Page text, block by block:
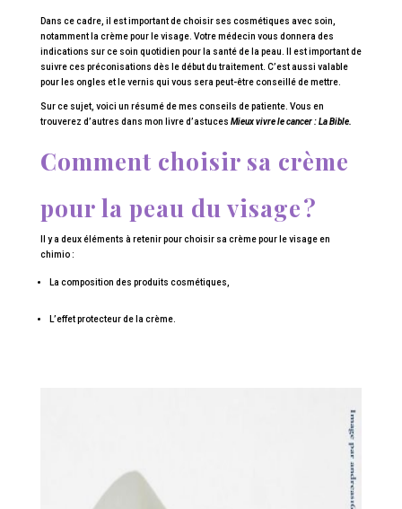
Dans ce cadre, il est important de choisir ses cosmétiques avec soin,
notamment la crème pour le visage. Votre médecin vous donnera des
indications sur ce soin quotidien pour la santé de la peau. Il est important de
suivre ces préconisations dès le début du traitement. C’est aussi valable
pour les ongles et le vernis qui vous sera peut-être conseillé de mettre.
Sur ce sujet, voici un résumé de mes conseils de patiente. Vous en
trouverez d’autres dans mon livre d’astuces Mieux vivre le cancer : La Bible.
Comment choisir sa crème
pour la peau du visage ?
Il y a deux éléments à retenir pour choisir sa crème pour le visage en
chimio :
La composition des produits cosmétiques,
L’effet protecteur de la crème.